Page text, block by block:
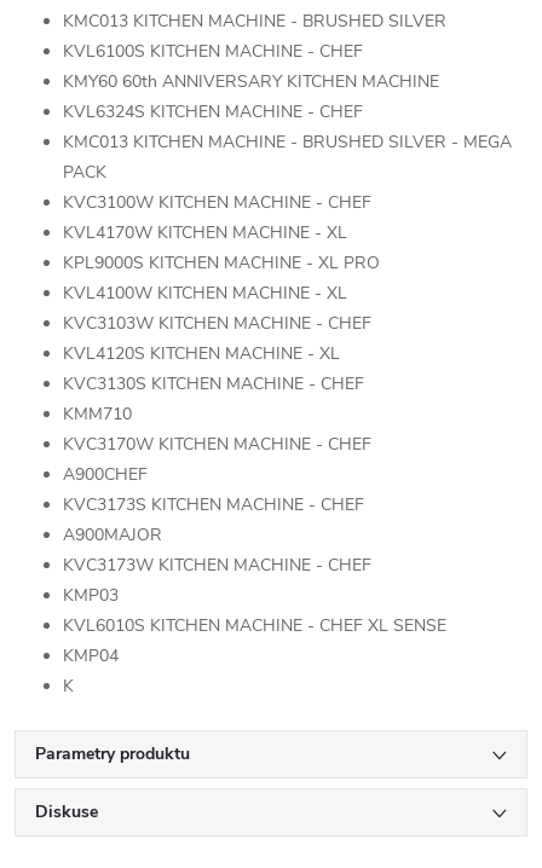
KMC013 KITCHEN MACHINE - BRUSHED SILVER
KVL6100S KITCHEN MACHINE - CHEF
KMY60 60th ANNIVERSARY KITCHEN MACHINE
KVL6324S KITCHEN MACHINE - CHEF
KMC013 KITCHEN MACHINE - BRUSHED SILVER - MEGA
PACK
KVC3100W KITCHEN MACHINE - CHEF
KVL4170W KITCHEN MACHINE - XL
KPL9000S KITCHEN MACHINE - XL PRO
KVL4100W KITCHEN MACHINE - XL
KVC3103W KITCHEN MACHINE - CHEF
KVL4120S KITCHEN MACHINE - XL
KVC3130S KITCHEN MACHINE - CHEF
KMM710
KVC3170W KITCHEN MACHINE - CHEF
A900CHEF
KVC3173S KITCHEN MACHINE - CHEF
A900MAJOR
KVC3173W KITCHEN MACHINE - CHEF
KMP03
KVL6010S KITCHEN MACHINE - CHEF XL SENSE
KMP04
K
Parametry produktu
Diskuse